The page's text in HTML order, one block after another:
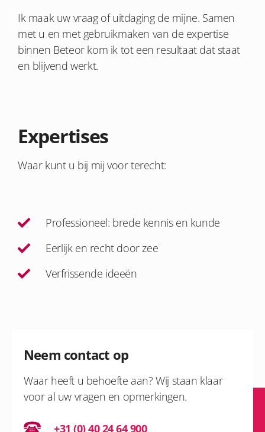
Ik maak uw vraag of uitdaging de mijne. Samen
met u en met gebruikmaken van de expertise
binnen Beteor kom ik tot een resultaat dat staat
en blijvend werkt.
Expertises
Waar kunt u bij mij voor terecht:
Professioneel: brede kennis en kunde
Eerlijk en recht door zee
Verfrissende ideeën
Neem contact op
Waar heeft u behoefte aan? Wij staan klaar
voor al uw vragen en opmerkingen.
+31 (0) 40 24 64 900